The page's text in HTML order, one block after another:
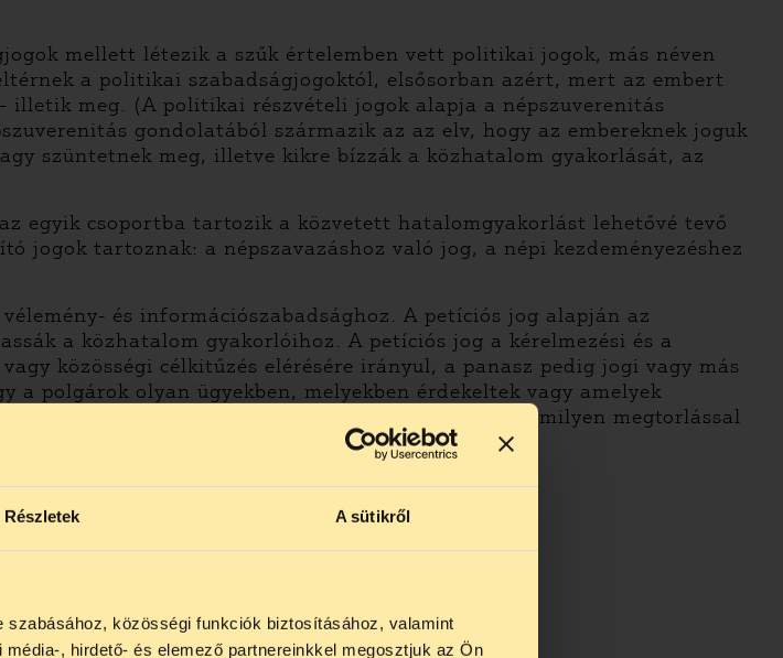
Részletek A sütikről
közösségi funkciók biztosításához, valamint
, hirdető- és elemező partnereinkkel megosztjuk az Ön
mellett létezik a szűk értelemben vett politikai jogok, más néven
a politikai szabadságjogoktól, elsősorban azért, mert az embert
meg. (A politikai részvételi jogok alapja a népszuverenitás
gondolatából származik az az elv, hogy az embereknek joguk
szüntetnek meg, illetve kikre bízzák a közhatalom gyakorlását, az
egyik csoportba tartozik a közvetett hatalomgyakorlást lehetővé tevő
jogok tartoznak: a népszavazáshoz való jog, a népi kezdeményezéshez
és információszabadsághoz. A petíciós jog alapján az
a közhatalom gyakorlóihoz. A petíciós jog a kérelmezési és a
közösségi célkitűzés elérésére irányul, a panasz pedig jogi vagy más
a polgárok olyan ügyekben, melyekben érdekeltek vagy amelyek
a hatóságokhoz anélkül, hogy ezért valamilyen megtorlással
és válaszadási kötelezettségük is van.
SZÜNET!